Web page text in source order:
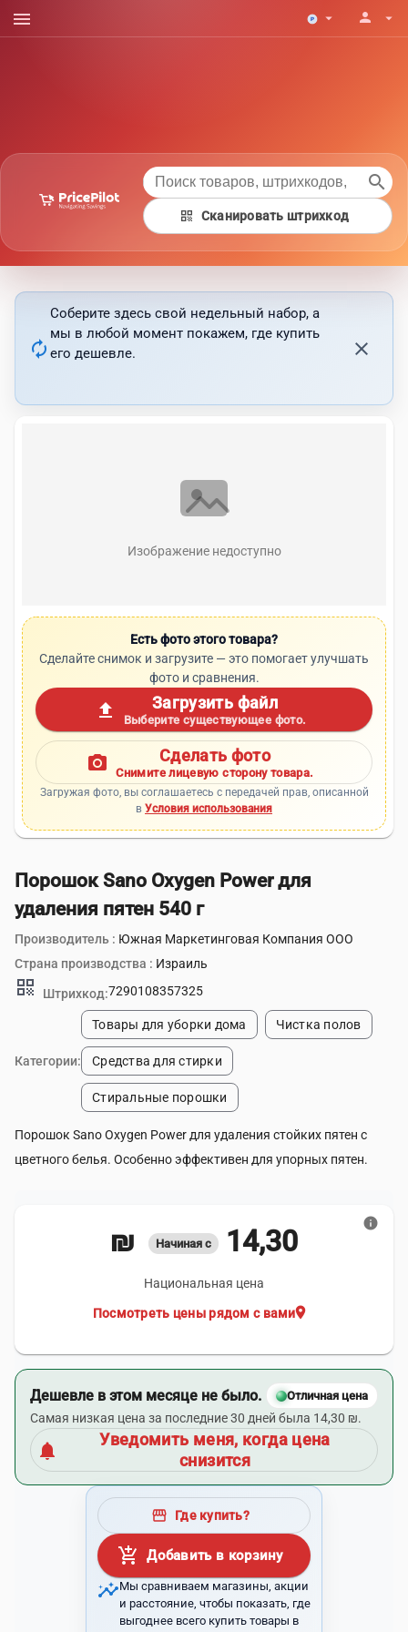
menu arrow_drop_down person arrow_drop_down
search
qr_code Сканировать штрихкод
autorenew
Соберите здесь свой недельный набор, а
мы в любой момент покажем, где купить
его дешевле.
close
Изображение недоступно
Есть фото этого товара?
Сделайте снимок и загрузите — это помогает улучшать
фото и сравнения.
upload Загрузить файл
Выберите существующее фото.
photo_camera Сделать фото
Снимите лицевую сторону товара.
Загружая фото, вы соглашаетесь с передачей прав, описанной
в Условия использования
Порошок Sano Oxygen Power для
удаления пятен 540 г
Производитель : Южная Маркетинговая Компания ООО
Страна производства : Израиль
qr_code Штрихкод:7290108357325
Категории:
Товары для уборки дома Чистка полов
Средства для стирки
Стиральные порошки
Порошок Sano Oxygen Power для удаления стойких пятен с
цветного белья. Особенно эффективен для упорных пятен.
Начиная с 14,30 ₪
Национальная цена
location_on
Посмотреть цены рядом с вами
info
Дешевле в этом месяце не было. Отличная цена
Самая низкая цена за последние 30 дней была 14,30 ₪.
notifications
Уведомить меня, когда цена
снизится
storefront Где купить?
add_shopping_cart Добавить в корзину
insightsМы сравниваем магазины, акции
и расстояние, чтобы показать, где
выгоднее всего купить товары в